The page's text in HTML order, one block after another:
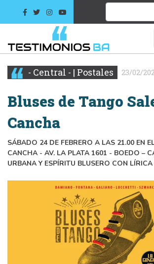
- Central - | Postales 23/02/
Bluses de Tango
Cancha
SÁBADO 24 DE FEBRERO A LAS 21.00 EN
CANCHA - AV. LA PLATA 1601 - BOEDO –
URBANA Y ESPÍRITU BLUSERO CON